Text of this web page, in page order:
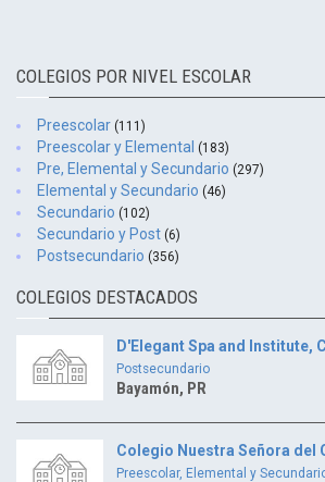
COLEGIOS POR NIVEL ESCOLAR
Preescolar (111)
Preescolar y Elemental (183)
Pre, Elemental y Secundario (297)
Elemental y Secundario (46)
Secundario (102)
Secundario y Post (6)
Postsecundario (356)
COLEGIOS DESTACADOS
D'Elegant Spa and Institute,
Postsecundario
Bayamón, PR
Colegio Nuestra Señora del
Preescolar, Elemental y